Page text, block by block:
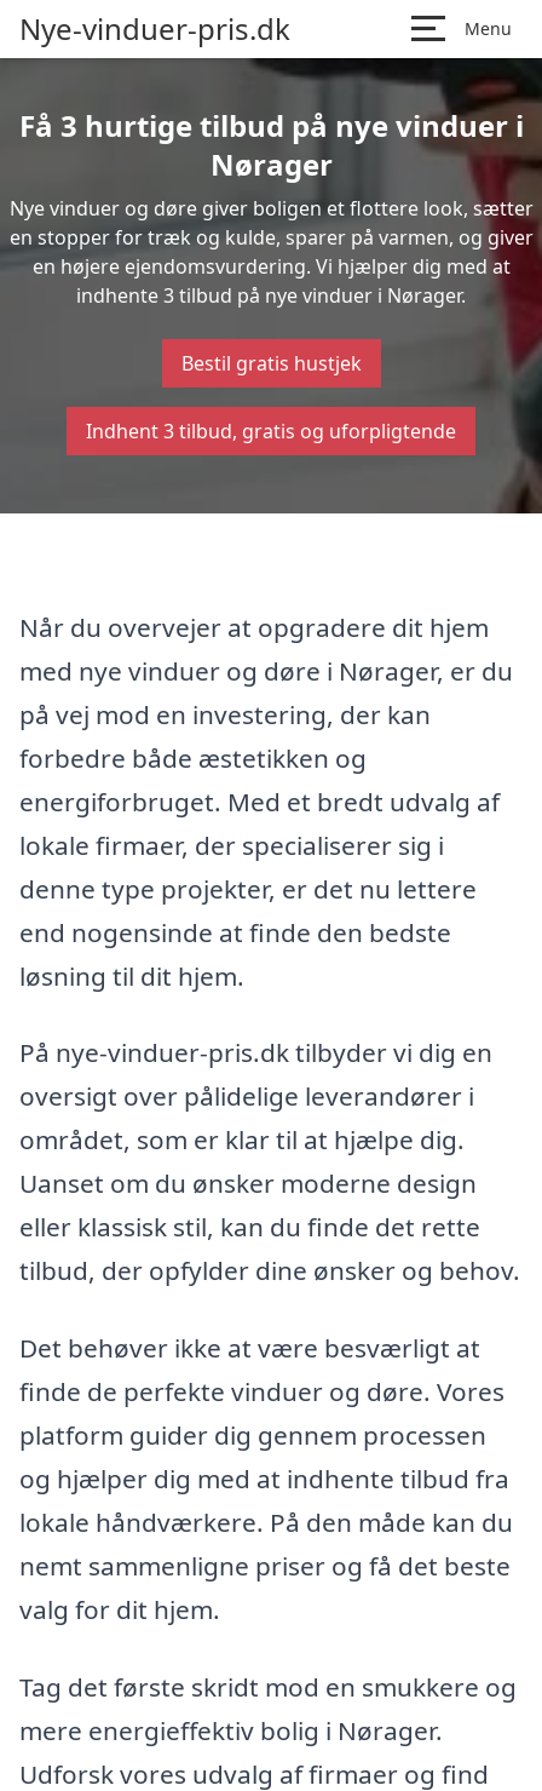
Nye-vinduer-pris.dk Menu
Få 3 hurtige tilbud på nye vinduer i
Nørager
Nye vinduer og døre giver boligen et flottere look, sætter
en stopper for træk og kulde, sparer på varmen, og giver
en højere ejendomsvurdering. Vi hjælper dig med at
indhente 3 tilbud på nye vinduer i Nørager.
Bestil gratis hustjek
Indhent 3 tilbud, gratis og uforpligtende
Når du overvejer at opgradere dit hjem
med nye vinduer og døre i Nørager, er du
på vej mod en investering, der kan
forbedre både æstetikken og
energiforbruget. Med et bredt udvalg af
lokale firmaer, der specialiserer sig i
denne type projekter, er det nu lettere
end nogensinde at finde den bedste
løsning til dit hjem.
På nye-vinduer-pris.dk tilbyder vi dig en
oversigt over pålidelige leverandører i
området, som er klar til at hjælpe dig.
Uanset om du ønsker moderne design
eller klassisk stil, kan du finde det rette
tilbud, der opfylder dine ønsker og behov.
Det behøver ikke at være besværligt at
finde de perfekte vinduer og døre. Vores
platform guider dig gennem processen
og hjælper dig med at indhente tilbud fra
lokale håndværkere. På den måde kan du
nemt sammenligne priser og få det beste
valg for dit hjem.
Tag det første skridt mod en smukkere og
mere energieffektiv bolig i Nørager.
Udforsk vores udvalg af firmaer og find